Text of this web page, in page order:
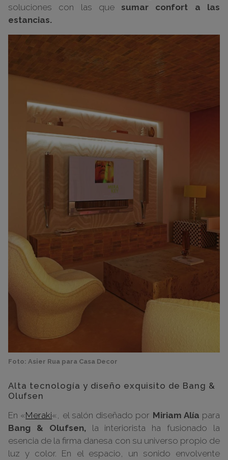
soluciones con las que sumar confort a las
estancias.
Foto: Asier Rua para Casa Decor
Alta tecnología y diseño exquisito de Bang &
Olufsen
En «Meraki«, el salón diseñado por Miriam Alía para
Bang & Olufsen,la interiorista ha fusionado la
esencia de la firma danesa con su universo propio de
luz y color. En el espacio, un sonido envolvente